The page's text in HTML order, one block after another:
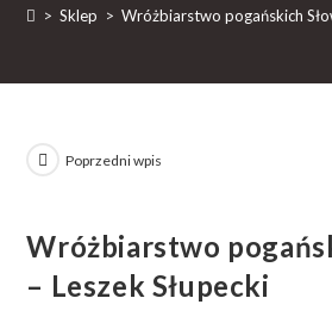
> Sklep > Wróżbiarstwo pogańskich
Poprzedni wpis
Wróżbiarstwo
– Leszek Słupecki